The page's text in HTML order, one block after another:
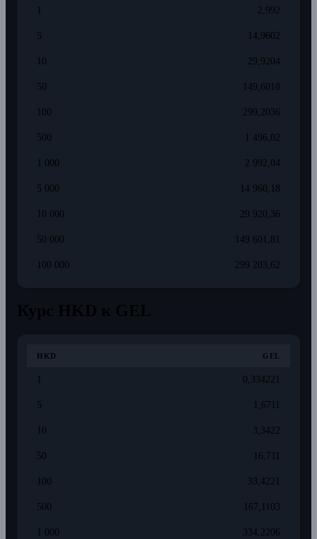
1 2,992
5 14,9602
10 29,9204
50 149,6018
100 299,2036
500 1 496,02
1 000 2 992,04
5 000 14 960,18
10 000 29 920,36
50 000 149 601,81
100 000 299 203,62
HKD GEL
0,334221
5 1,6711
10 3,3422
50 16,711
100 33,4221
500 167,1103
1 000 334,2206